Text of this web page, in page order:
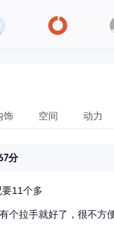
饰 空间 动力
分
要11个多
个拉手就好了，很不方